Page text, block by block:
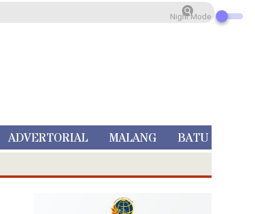
ADVERTORIAL MALANG BATU
Night Mode